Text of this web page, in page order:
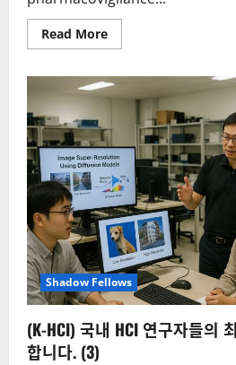
Read MoreRead
more
참
여
자
들
의
최
신
연
구
결
과
를
소
개
합
니
다.
(1)
Shadow Fellows
(K-HCI) 국내 HCI 연구자들의
합니다. (3)